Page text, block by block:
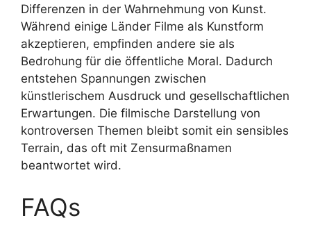
Differenzen in der Wahrnehmung von Kunst.
Während einige Länder Filme als Kunstform
akzeptieren, empfinden andere sie als
Bedrohung für die öffentliche Moral. Dadurch
entstehen Spannungen zwischen
künstlerischem Ausdruck und gesellschaftlichen
Erwartungen. Die filmische Darstellung von
kontroversen Themen bleibt somit ein sensibles
Terrain, das oft mit Zensurmaßnamen
beantwortet wird.
FAQs